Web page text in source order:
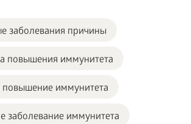
заболевания причины
повышения иммунитета
иммунитета
заболевание иммунитета